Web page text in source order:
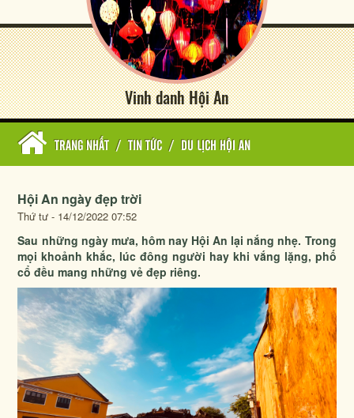
Vinh danh Hội An
TRANG NHẤT / TIN TỨC / DU LỊCH HỘI AN
Hội An ngày đẹp trời
Thứ tư - 14/12/2022 07:52
Sau những ngày mưa, hôm nay Hội An lại nắng nhẹ. Trong
mọi khoảnh khắc, lúc đông người hay khi vắng lặng, phố
cổ đều mang những vẻ đẹp riêng.